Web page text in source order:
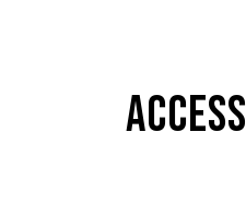
ACCESS